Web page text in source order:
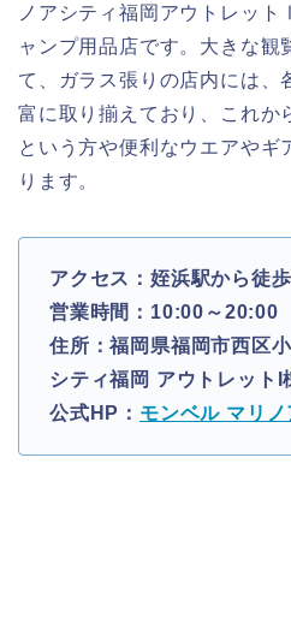
ノアシティ福岡アウトレッ
ャンプ用品店です。大きな観
て、ガラス張りの店内には、
富に取り揃えており、これか
という方や便利なウエアやギ
ります。
アクセス：姪浜駅から徒
営業時間：10:00～20:00
住所：福岡県福岡市西区
シティ福岡 アウトレットI
公式HP： モンベル マリ